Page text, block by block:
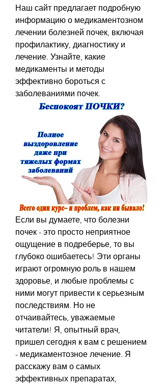
Наш сайт предлагает подробную
информацию о медикаментозном
лечении болезней почек, включая
профилактику, диагностику и
лечение. Узнайте, какие
медикаменты и методы
эффективно бороться с
заболеваниями почек.
Если вы думаете, что болезни
почек - это просто неприятное
ощущение в подреберье, то вы
глубоко ошибаетесь! Эти органы
играют огромную роль в нашем
здоровье, и любые проблемы с
ними могут привести к серьезным
последствиям. Но не
отчаивайтесь, уважаемые
читатели! Я, опытный врач,
пришел сегодня к вам с решением
- медикаментозное лечение. Я
расскажу вам о самых
эффективных препаратах,